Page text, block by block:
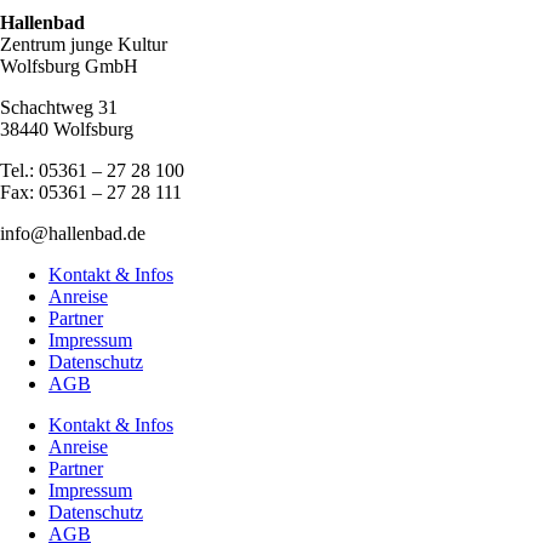
Hallenbad
Zentrum junge Kultur
Wolfsburg GmbH
Schachtweg 31
38440 Wolfsburg
Tel.: 05361 – 27 28 100
Fax: 05361 – 27 28 111
info@hallenbad.de
Kontakt & Infos
Anreise
Partner
Impressum
Datenschutz
AGB
Kontakt & Infos
Anreise
Partner
Impressum
Datenschutz
AGB